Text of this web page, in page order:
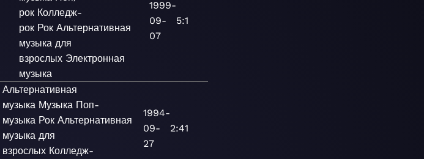
рок Колледж-
рок Рок Альтернативная
музыка для
взрослых Электронная
музыка
1999-
09-
07
5:1
Альтернативная
музыка Музыка Поп-
музыка Рок Альтернативная
музыка для
взрослых Колледж-
1994-
09-
27
2:41